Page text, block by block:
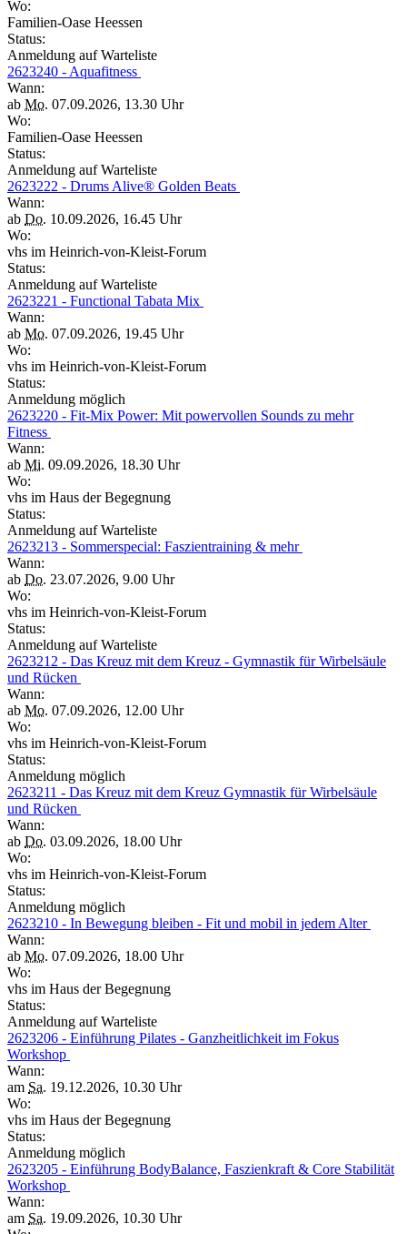
Wo:
Familien-Oase Heessen
Status:
Anmeldung auf Warteliste
2623240 - Aquafitness
Wann:
ab Mo. 07.09.2026, 13.30 Uhr
Wo:
Familien-Oase Heessen
Status:
Anmeldung auf Warteliste
2623222 - Drums Alive® Golden Beats
Wann:
ab Do. 10.09.2026, 16.45 Uhr
Wo:
vhs im Heinrich-von-Kleist-Forum
Status:
Anmeldung auf Warteliste
2623221 - Functional Tabata Mix
Wann:
ab Mo. 07.09.2026, 19.45 Uhr
Wo:
vhs im Heinrich-von-Kleist-Forum
Status:
Anmeldung möglich
2623220 - Fit-Mix Power: Mit powervollen Sounds zu mehr
Fitness
Wann:
ab Mi. 09.09.2026, 18.30 Uhr
Wo:
vhs im Haus der Begegnung
Status:
Anmeldung auf Warteliste
2623213 - Sommerspecial: Faszientraining & mehr
Wann:
ab Do. 23.07.2026, 9.00 Uhr
Wo:
vhs im Heinrich-von-Kleist-Forum
Status:
Anmeldung auf Warteliste
2623212 - Das Kreuz mit dem Kreuz - Gymnastik für Wirbelsäule
und Rücken
Wann:
ab Mo. 07.09.2026, 12.00 Uhr
Wo:
vhs im Heinrich-von-Kleist-Forum
Status:
Anmeldung möglich
2623211 - Das Kreuz mit dem Kreuz Gymnastik für Wirbelsäule
und Rücken
Wann:
ab Do. 03.09.2026, 18.00 Uhr
Wo:
vhs im Heinrich-von-Kleist-Forum
Status:
Anmeldung möglich
2623210 - In Bewegung bleiben - Fit und mobil in jedem Alter
Wann:
ab Mo. 07.09.2026, 18.00 Uhr
Wo:
vhs im Haus der Begegnung
Status:
Anmeldung auf Warteliste
2623206 - Einführung Pilates - Ganzheitlichkeit im Fokus
Workshop
Wann:
am Sa. 19.12.2026, 10.30 Uhr
Wo:
vhs im Haus der Begegnung
Status:
Anmeldung möglich
2623205 - Einführung BodyBalance, Faszienkraft & Core Stabilität
Workshop
Wann:
am Sa. 19.09.2026, 10.30 Uhr